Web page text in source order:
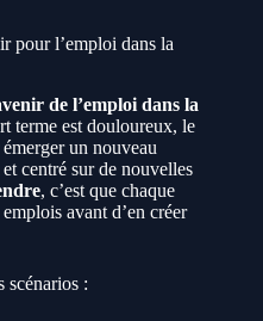
pour l’emploi dans la
de l’emploi dans la
terme est douloureux, le
un nouveau
centré sur de nouvelles
, c’est que chaque
avant d’en créer
scénarios :